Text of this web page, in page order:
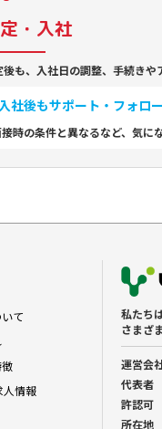
・入社
後も、入社日の調整、手続きや
社後もサポート・フォロ
時の条件と異なるなど、気に
て
人情報
私たち
さまざ
運営会
代表者
許認可
所在地